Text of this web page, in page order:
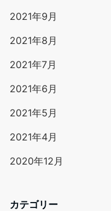
2021年9月
2021年8月
2021年7月
2021年6月
2021年5月
2021年4月
2020年12月
カテゴリー